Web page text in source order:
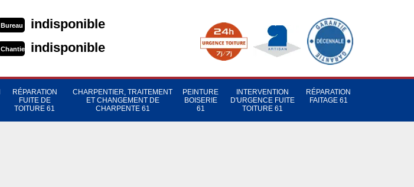
Bureau indisponible
Chantier indisponible
RÉPARATION
FUITE DE
TOITURE 61
CHARPENTIER, TRAITEMENT
ET CHANGEMENT DE
CHARPENTE 61
PEINTURE
BOISERIE
61
INTERVENTION
D'URGENCE FUITE
TOITURE 61
RÉPARATION
FAITAGE 61